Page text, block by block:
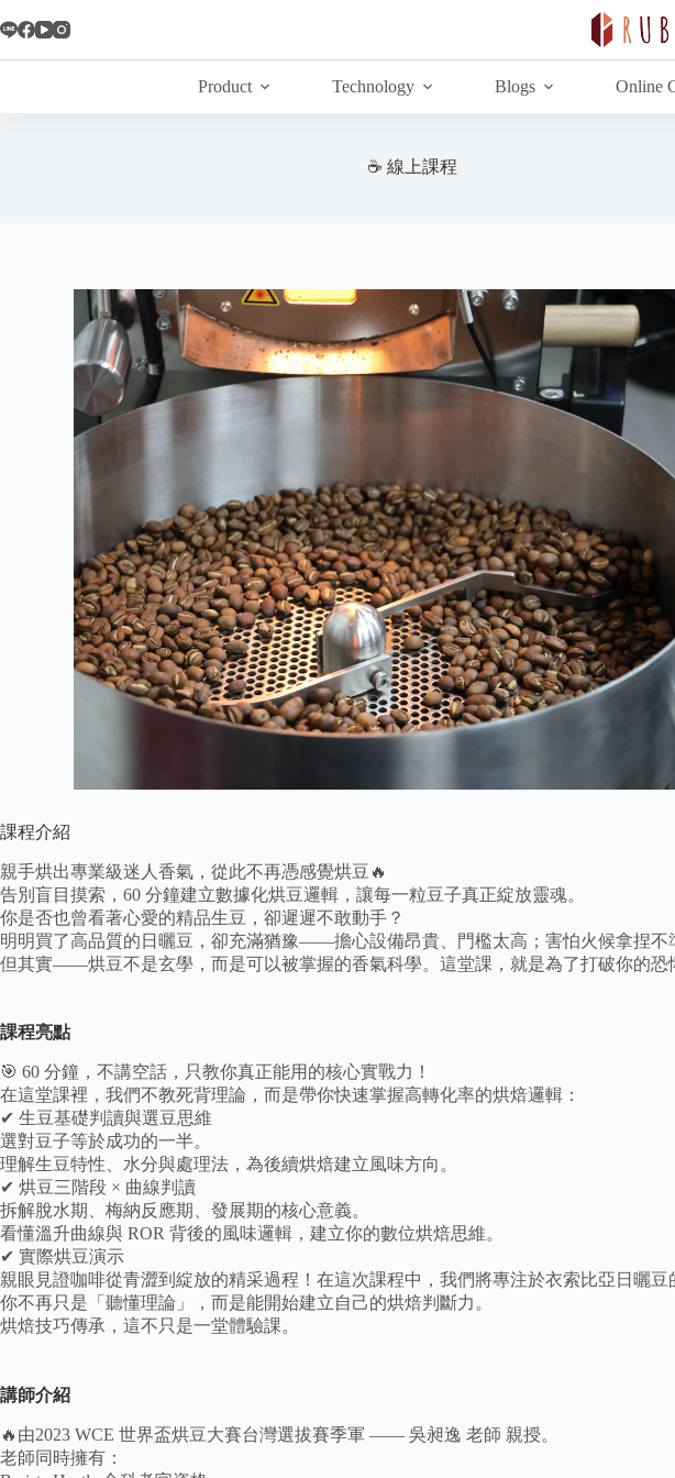
to
Product Technology Blogs Online
☕ 線上課程
課程介紹
親手烘出專業級迷人香氣，從此不再憑感覺烘豆🔥
告別盲目摸索，60 分鐘建立數據化烘豆邏輯，讓每一粒豆子真正綻放靈魂。
你是否也曾看著心愛的精品生豆，卻遲遲不敢動手？
明明買了高品質的日曬豆，卻充滿猶豫——擔心設備昂貴、門檻太高；害怕火候拿捏不
但其實——烘豆不是玄學，而是可以被掌握的香氣科學。這堂課，就是為了打破你的恐
課程亮點
🎯 60 分鐘，不講空話，只教你真正能用的核心實戰力！
在這堂課裡，我們不教死背理論，而是帶你快速掌握高轉化率的烘焙邏輯：
✔ 生豆基礎判讀與選豆思維
選對豆子等於成功的一半。
理解生豆特性、水分與處理法，為後續烘焙建立風味方向。
✔ 烘豆三階段 × 曲線判讀
拆解脫水期、梅納反應期、發展期的核心意義。
看懂溫升曲線與 ROR 背後的風味邏輯，建立你的數位烘焙思維。
✔ 實際烘豆演示
親眼見證咖啡從青澀到綻放的精采過程！在這次課程中，我們將專注於衣索比亞日曬
你不再只是「聽懂理論」，而是能開始建立自己的烘焙判斷力。
烘焙技巧傳承，這不只是一堂體驗課。
講師介紹
🔥由2023 WCE 世界盃烘豆大賽台灣選拔賽季軍 —— 吳昶逸 老師 親授。
老師同時擁有：